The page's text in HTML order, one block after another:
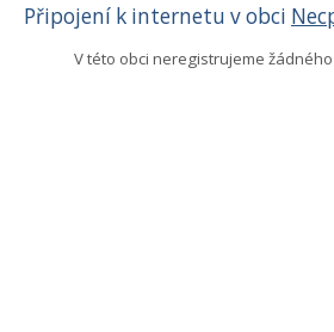
Připojení k internetu v obci
V této obci neregistrujeme